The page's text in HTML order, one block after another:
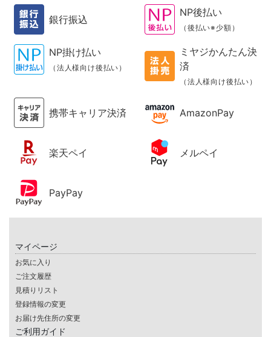
銀行振込
NP後払い
（後払い※少額）
NP掛け払い
（法人様向け後払い）
ミヤジかんたん決
済
（法人様向け後払い）
携帯キャリア決済 AmazonPay
楽天ペイ メルペイ
PayPay
マイページ
お気に入り
ご注文履歴
見積りリスト
登録情報の変更
お届け先住所の変更
ご利用ガイド